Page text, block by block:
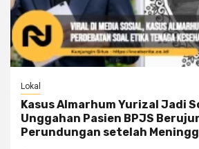
Lokal
Kasus Almarhum Yurizal Jadi
Unggahan Pasien BPJS
Perundungan setelah